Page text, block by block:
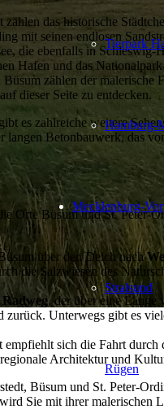
Tierpark
Hamburg-
Mecklenburg-
Stralsund
Rügen
das historische
mit seinen endlosen
die ebenfalls in Schleswig-
Hafen und das
zählen der malerische
dieser Seite zu entdecken.
es zahlreiche weitere
langen Betonbauwerk,
Orte Büsum und St. Peter-
über den Deich nach
die Salzwiesen des
, der über eine Länge
zurück. Unterwegs gibt es
sich die Fahrt durch
Architektur und
Büsum und St. Peter-
Sie mit ihrer malerischen